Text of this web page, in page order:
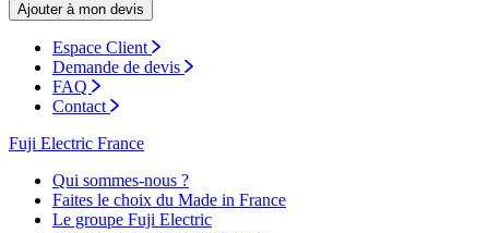
Ajouter à mon devis
Espace Client
Demande de devis
FAQ
Contact
Fuji Electric France
Qui sommes-nous ?
Faites le choix du Made in France
Le groupe Fuji Electric